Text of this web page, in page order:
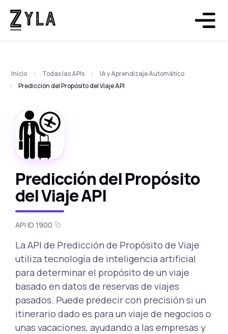
Inicio Todas las APIs
IA y Aprendizaje Automático
Predicción del Propósito del Viaje API
Predicción del Propósito
del Viaje API
API ID 1900
La API de Predicción de Propósito de Viaje
utiliza tecnología de inteligencia artificial
para determinar el propósito de un viaje
basado en datos de reservas de viajes
pasados. Puede predecir con precisión si un
itinerario dado es para un viaje de negocios o
unas vacaciones, ayudando a las empresas y